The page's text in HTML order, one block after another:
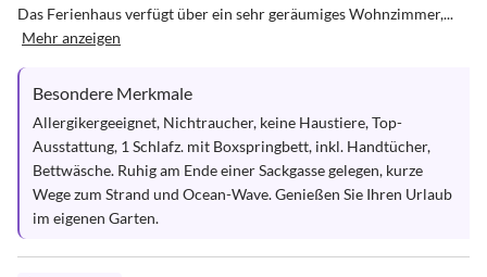
Das Ferienhaus verfügt über ein sehr geräumiges Wohnzimmer,...
Mehr anzeigen
Besondere Merkmale
Allergikergeeignet, Nichtraucher, keine Haustiere, Top-
Ausstattung, 1 Schlafz. mit Boxspringbett, inkl. Handtücher,
Bettwäsche. Ruhig am Ende einer Sackgasse gelegen, kurze
Wege zum Strand und Ocean-Wave. Genießen Sie Ihren Urlaub
im eigenen Garten.